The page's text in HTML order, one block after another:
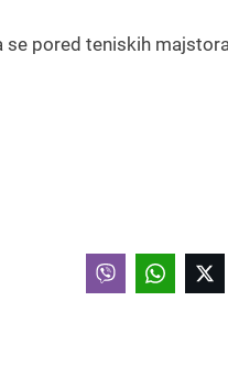
se pored teniskih